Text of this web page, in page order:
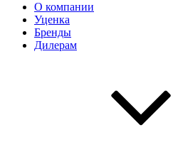
О компании
Уценка
Бренды
Дилерам